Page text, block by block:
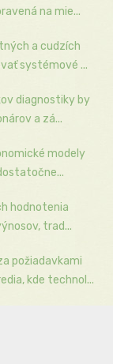
na mie...
a cudzích
systémové ...
diagnostiky by
a zá...
modely
hodnotenia
trad...
požiadavkami
kde technol...